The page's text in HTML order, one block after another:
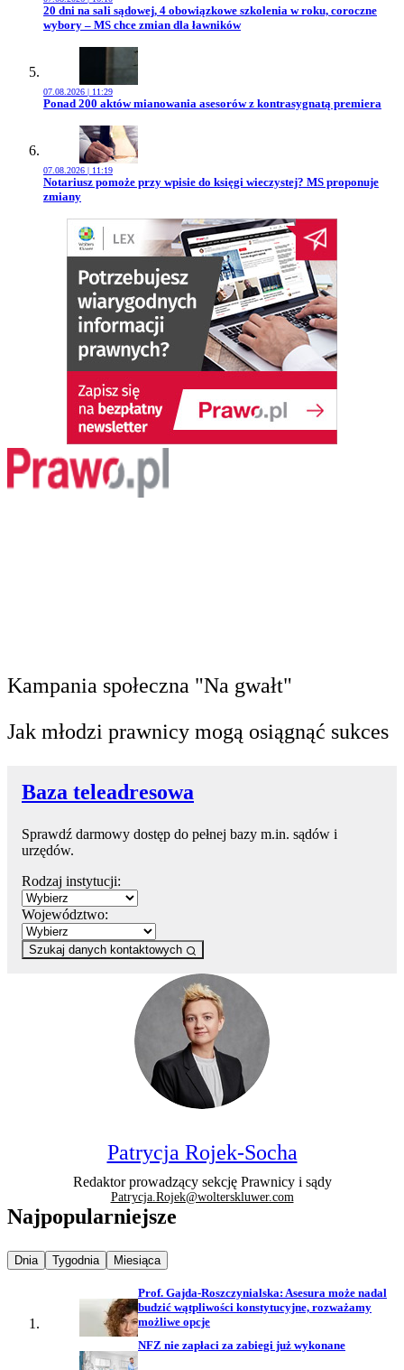
Przejdź do artykułu:
20 dni na sali sądowej, 4 obowiązkowe szkolenia w roku, coroczne
wybory – MS chce zmian dla ławników
07.08.2026 | 11:29
Przejdź do artykułu:
Ponad 200 aktów mianowania asesorów z kontrasygnatą premiera
07.08.2026 | 11:19
Przejdź do artykułu:
Notariusz pomoże przy wpisie do księgi wieczystej? MS proponuje
zmiany
Kampania społeczna "Na gwałt"
Jak młodzi prawnicy mogą osiągnąć sukces
Baza teleadresowa
Sprawdź darmowy dostęp do pełnej bazy m.in. sądów i
urzędów.
Rodzaj instytucji:
Województwo:
Szukaj danych kontaktowych
Patrycja Rojek-Socha
Redaktor prowadzący sekcję Prawnicy i sądy
Patrycja.Rojek@wolterskluwer.com
Najpopularniejsze
Najpopularniejsze wiadomości z
Dnia Najpopularniejsze wiadomości z
Tygodnia Najpopularniejsze wiadomości z
Miesiąca
Prof. Gajda-Roszczynialska: Asesura może nadal
budzić wątpliwości konstytucyjne, rozważamy
możliwe opcje
NFZ nie zapłaci za zabiegi już wykonane